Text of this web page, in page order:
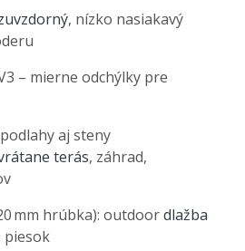
, nízko nasiakavý
– mierne odchýlky pre
aj steny
terás, záhrad,
mm hrúbka): outdoordlažba
piesok